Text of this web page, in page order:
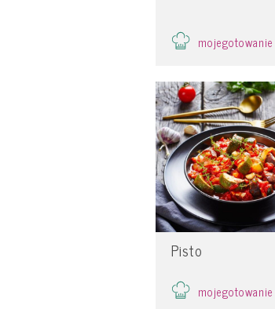
mojegotowanie
Pisto
mojegotowanie